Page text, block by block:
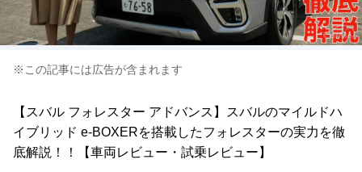
※この記事には広告が含まれます
【スバル フォレスター アドバンス】スバルのマイルドハ
イブリッド e-BOXERを搭載したフォレスターの実力を徹
底解説！！【車両レビュー・試乗レビュー】